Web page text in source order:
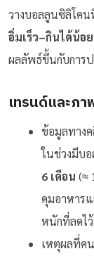
วางบอลลูนซิลิโคน
อิ่มเร็ว–กินได้น้อ
ผลลัพธ์ขึ้นกับการ
เทรนด์และภ
ข้อมูลทาง
ในช่วงมีบอ
6 เดือน (≈
คุมอาหาร
หนักที่ลดไ
เหตุผลที่ค